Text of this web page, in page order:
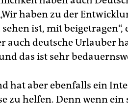
haben zu der
sehen ist, mit
auch deutsche Urlauber
das ist sehr
hat aber ebenfalls ein
zu helfen. Denn wenn ein